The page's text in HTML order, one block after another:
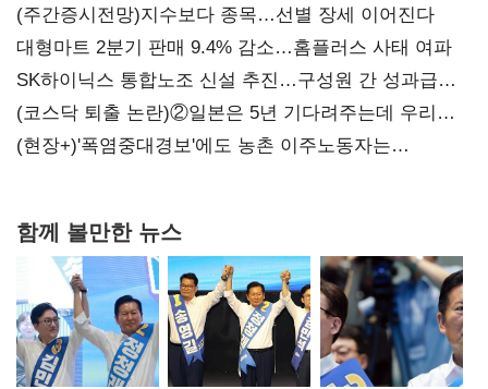
(주간증시전망)지수보다 종목…선별 장세 이어진다
대형마트 2분기 판매 9.4% 감소…홈플러스 사태 여파
SK하이닉스 통합노조 신설 추진…구성원 간 성과급
불만 확산
(코스닥 퇴출 논란)②일본은 5년 기다려주는데 우리는
당장 퇴출?…시간만으론 부족한 코스닥 구하기
(현장+)'폭염중대경보'에도 농촌 이주노동자는
함께 볼만한 뉴스